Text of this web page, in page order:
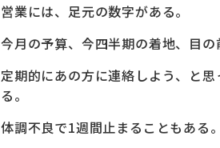
営業には、足元の数字がある。
今月の予算、今四半期の着地、目の
定期的にあの方に連絡しよう、と
る。
体調不良で1週間止まることもある。